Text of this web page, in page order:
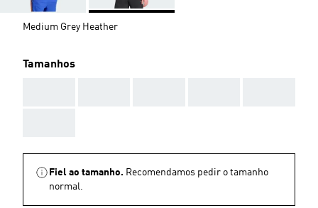
Medium Grey Heather
Tamanhos
Fiel ao tamanho. Recomendamos pedir o tamanho
normal.